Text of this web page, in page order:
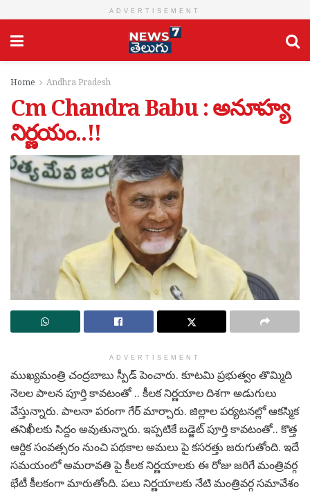
ADVERTISEMENT
Home Andhra Pradesh
Cm Chandra Babu : అనూహ్య
నిర్ణయం..!!
ADVERTISEMENT
ముఖ్యమంత్రి చంద్రబాబు స్పీడ్ పెంచారు. కూటమి ప్రభుత్వం తొమ్మిది
నెలల పాలన పూర్తి కావటంతో .. కీలక నిర్ణయాల దిశగా అడుగులు
వేస్తున్నారు. పాలనా పరంగా గేర్ మార్చారు. జిల్లాల పర్యటనల్లో ఆకస్మిక
తనిఖీలకు సిద్దం అవుతున్నారు. ఇప్పటికే బడ్జెట్ పూర్తి కావటంతో.. కొత్త
ఆర్దిక సంవత్సరం నుంచి పథకాల అమలు పై కసరత్తు జరుగుతోంది. ఇదే
సమయంలో అమరావతి పై కీలక నిర్ణయాలకు ఈ రోజు జరిగే మంత్రివర్గ
భేటీ కీలకంగా మారుతోంది. పలు నిర్ణయాలకు నేటి మంత్రివర్గ సమావేశం